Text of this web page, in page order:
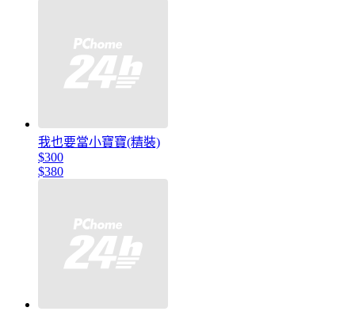
我也要當小寶寶(精裝)
$300
$380